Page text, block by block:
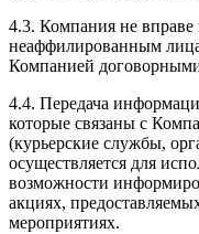
4.3. Компания не
неаффилированным
Компанией
4.4. Передача
которые связаны с
(курьерские службы,
осуществляется для
возможности
акциях,
мероприятиях.